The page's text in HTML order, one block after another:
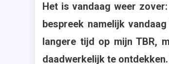
Het is vandaag weer
bespreek namelijk
langere tijd op mijn TBR,
daadwerkelijk te